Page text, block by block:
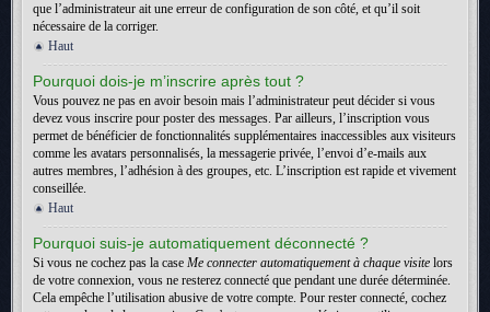
que l’administrateur ait une erreur de configuration de son côté, et qu’il soit
nécessaire de la corriger.
Haut
Pourquoi dois-je m’inscrire après tout ?
Vous pouvez ne pas en avoir besoin mais l’administrateur peut décider si vous
devez vous inscrire pour poster des messages. Par ailleurs, l’inscription vous
permet de bénéficier de fonctionnalités supplémentaires inaccessibles aux visiteurs
comme les avatars personnalisés, la messagerie privée, l’envoi d’e-mails aux
autres membres, l’adhésion à des groupes, etc. L’inscription est rapide et vivement
conseillée.
Haut
Pourquoi suis-je automatiquement déconnecté ?
Si vous ne cochez pas la case Me connecter automatiquement à chaque visite lors
de votre connexion, vous ne resterez connecté que pendant une durée déterminée.
Cela empêche l’utilisation abusive de votre compte. Pour rester connecté, cochez